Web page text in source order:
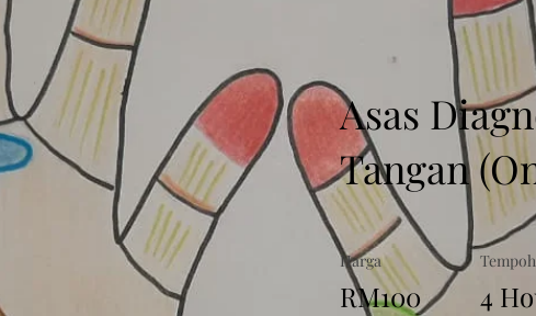
Asas
Tangan
Harga
RM100
Tempoh
4